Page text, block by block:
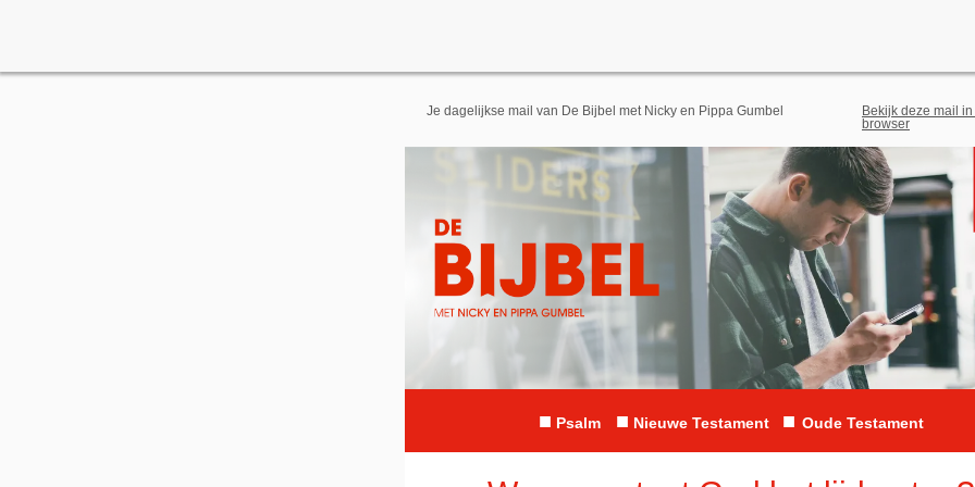
Je dagelijkse mail van De Bijbel met Nicky en Pippa Gumbel
Bekijk deze mail
browser
■ Psalm ■ Nieuwe Testament ■ Oude Testament